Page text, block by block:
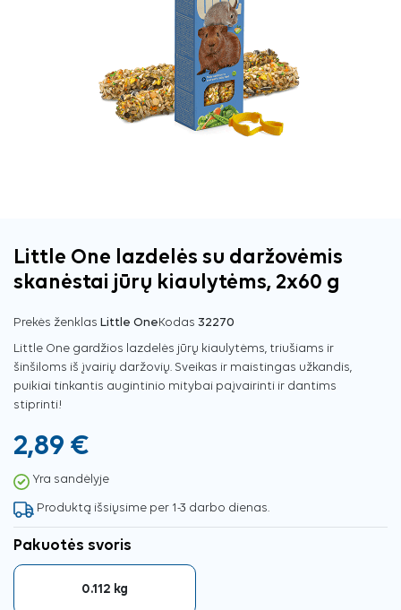
Little One lazdelės su daržovėmis
skanėstai jūrų kiaulytėms, 2x60 g
Prekės ženklas Little OneKodas 32270
Little One gardžios lazdelės jūrų kiaulytėms, triušiams ir
šinšiloms iš įvairių daržovių. Sveikas ir maistingas užkandis,
puikiai tinkantis augintinio mitybai paįvairinti ir dantims
stiprinti!
2,89 €
Yra sandėlyje
Produktą išsiųsime per 1-3 darbo dienas.
Pakuotės svoris
0.112 kg